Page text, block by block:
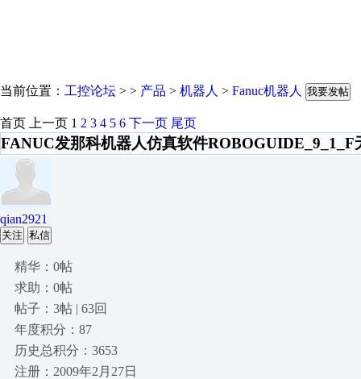
当前位置： 工控论坛 > > 产品 > 机器人 > Fanuc机器人 我要发帖
首页 上一页 1 2 3 4 5 6 下一页 尾页
FANUC发那科机器人仿真软件ROBOGUIDE_9_1_F
qian2921
关注 私信
精华：0帖
求助：0帖
帖子：3帖 | 63回
年度积分：87
历史总积分：3653
注册：2009年2月27日